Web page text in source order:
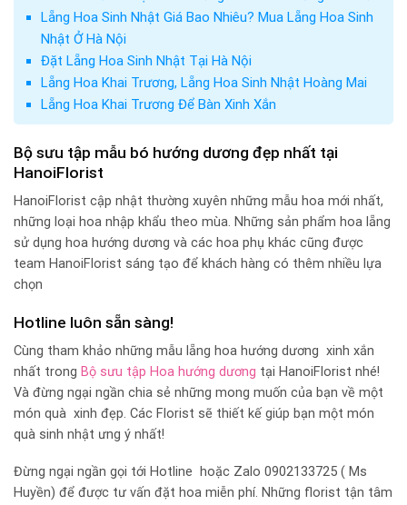
Lẵng Hoa Sinh Nhật Giá Bao Nhiêu? Mua Lẵng Hoa Sinh
Nhật Ở Hà Nội
Đặt Lẵng Hoa Sinh Nhật Tại Hà Nội
Lẵng Hoa Khai Trương, Lẵng Hoa Sinh Nhật Hoàng Mai
Lẵng Hoa Khai Trương Để Bàn Xinh Xắn
Bộ sưu tập mẫu bó hướng dương đẹp nhất tại
HanoiFlorist
HanoiFlorist cập nhật thường xuyên những mẫu hoa mới nhất,
những loại hoa nhập khẩu theo mùa. Những sản phẩm hoa lẵng
sử dụng hoa hướng dương và các hoa phụ khác cũng được
team HanoiFlorist sáng tạo để khách hàng có thêm nhiều lựa
chọn
Hotline luôn sẵn sàng!
Cùng tham khảo những mẫu lẵng hoa hướng dương xinh xắn
nhất trong Bộ sưu tập Hoa hướng dương tại HanoiFlorist nhé!
Và đừng ngại ngần chia sẻ những mong muốn của bạn về một
món quà xinh đẹp. Các Florist sẽ thiết kế giúp bạn một món
quà sinh nhật ưng ý nhất!
Đừng ngại ngần gọi tới Hotline hoặc Zalo 0902133725 ( Ms
Huyền) để được tư vấn đặt hoa miễn phí. Những florist tận tâm